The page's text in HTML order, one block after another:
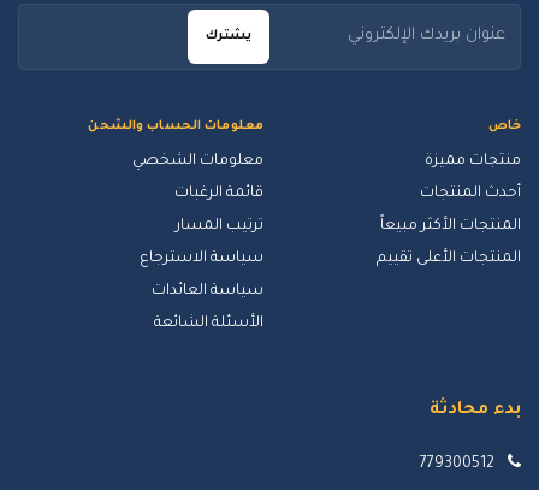
خاص
منتجات مميزة
أحدث المنتجات
المنتجات الأكثر مبيعاً
المنتجات الأعلى تقييم
معلومات الحساب والشحن
معلومات الشخصي
قائمة الرغبات
ترتيب المسار
سياسة الاسترجاع
سياسة العائدات
الأسئلة الشائعة
يشترك
بدء محادثة
779300512